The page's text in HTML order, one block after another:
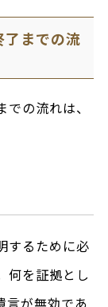
までの流
の流れは、
するために必
何を証拠とし
言が無効であ